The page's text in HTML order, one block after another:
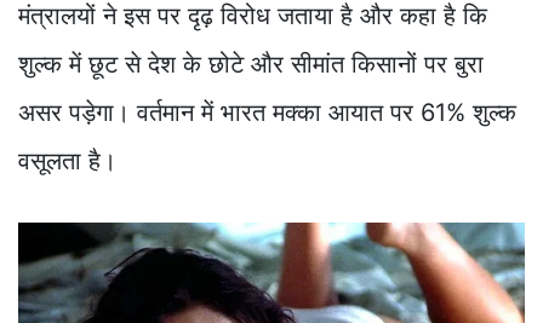
मंत्रालयों ने इस पर दृढ़ विरोध जताया है और कहा है कि
शुल्क में छूट से देश के छोटे और सीमांत किसानों पर बुरा
असर पड़ेगा। वर्तमान में भारत मक्का आयात पर 61% शुल्क
वसूलता है।